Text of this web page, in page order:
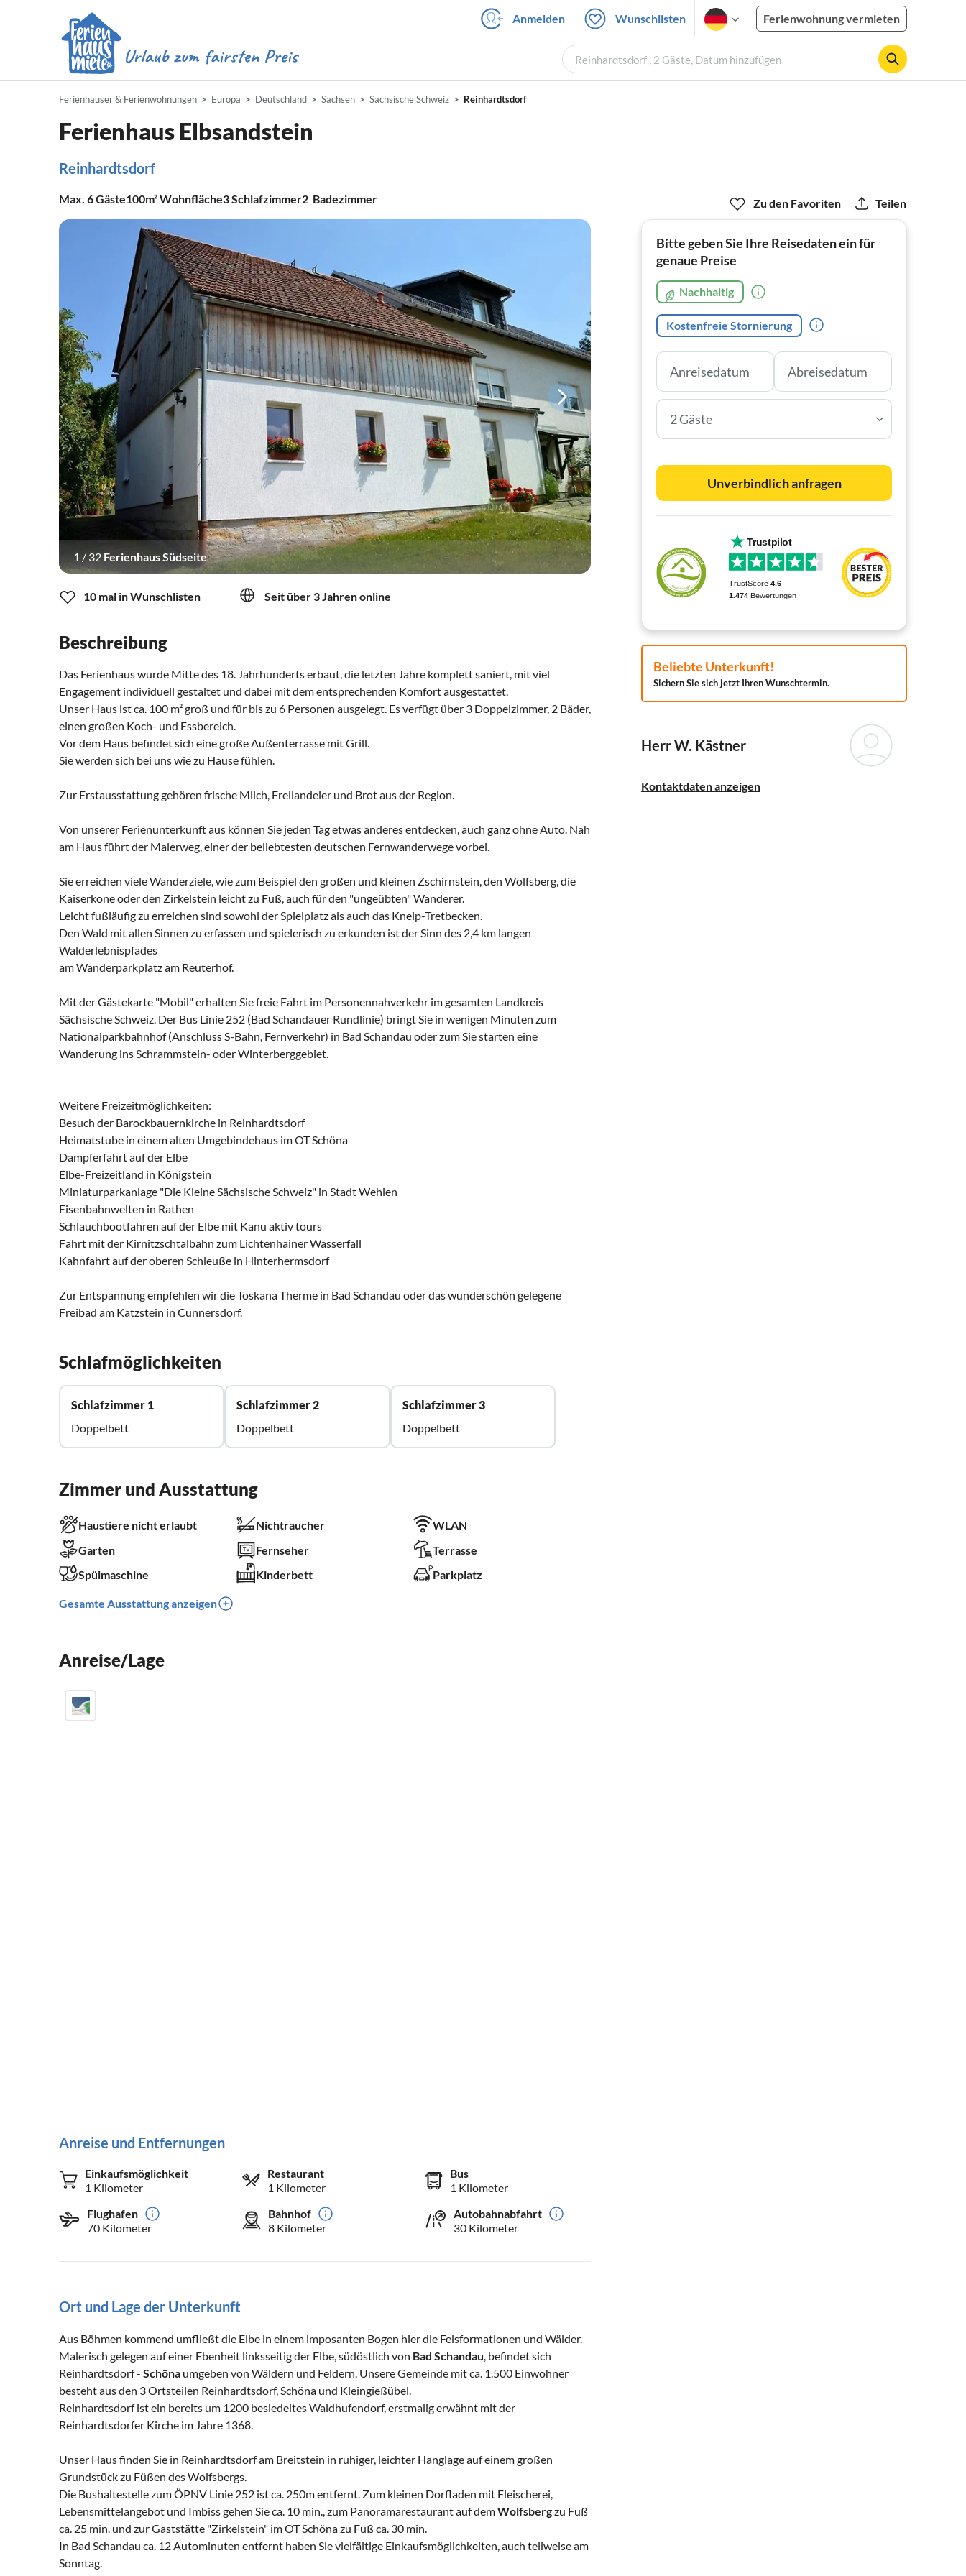
Anmelden Wunschlisten Ferienwohnung vermieten
Reinhardtsdorf , 2 Gäste, Datum hinzufügen
Ferienhäuser & Ferienwohnungen Europa Deutschland Sachsen Sächsische Schweiz Reinhardtsdorf
Ferienhaus Elbsandstein
Reinhardtsdorf
Max. 6Gäste100m²Wohnfläche3Schlafzimmer2 Badezimmer
1 / 32 Ferienhaus Südseite
10 mal in Wunschlisten Seit über 3 Jahren online
Beschreibung
Das Ferienhaus wurde Mitte des 18. Jahrhunderts erbaut, die letzten Jahre komplett saniert, mit viel
Engagement individuell gestaltet und dabei mit dem entsprechenden Komfort ausgestattet.
Unser Haus ist ca. 100 m² groß und für bis zu 6 Personen ausgelegt. Es verfügt über 3 Doppelzimmer, 2 Bäder,
einen großen Koch- und Essbereich.
Vor dem Haus befindet sich eine große Außenterrasse mit Grill.
Sie werden sich bei uns wie zu Hause fühlen.
Zur Erstausstattung gehören frische Milch, Freilandeier und Brot aus der Region.
Von unserer Ferienunterkunft aus können Sie jeden Tag etwas anderes entdecken, auch ganz ohne Auto. Nah
am Haus führt der Malerweg, einer der beliebtesten deutschen Fernwanderwege vorbei.
Sie erreichen viele Wanderziele, wie zum Beispiel den großen und kleinen Zschirnstein, den Wolfsberg, die
Kaiserkone oder den Zirkelstein leicht zu Fuß, auch für den "ungeübten" Wanderer.
Leicht fußläufig zu erreichen sind sowohl der Spielplatz als auch das Kneip-Tretbecken.
Den Wald mit allen Sinnen zu erfassen und spielerisch zu erkunden ist der Sinn des 2,4 km langen
Walderlebnispfades
am Wanderparkplatz am Reuterhof.
Mit der Gästekarte "Mobil" erhalten Sie freie Fahrt im Personennahverkehr im gesamten Landkreis
Sächsische Schweiz. Der Bus Linie 252 (Bad Schandauer Rundlinie) bringt Sie in wenigen Minuten zum
Nationalparkbahnhof (Anschluss S-Bahn, Fernverkehr) in Bad Schandau oder zum Sie starten eine
Wanderung ins Schrammstein- oder Winterberggebiet.
Weitere Freizeitmöglichkeiten:
Besuch der Barockbauernkirche in Reinhardtsdorf
Heimatstube in einem alten Umgebindehaus im OT Schöna
Dampferfahrt auf der Elbe
Elbe-Freizeitland in Königstein
Miniaturparkanlage "Die Kleine Sächsische Schweiz" in Stadt Wehlen
Eisenbahnwelten in Rathen
Schlauchbootfahren auf der Elbe mit Kanu aktiv tours
Fahrt mit der Kirnitzschtalbahn zum Lichtenhainer Wasserfall
Kahnfahrt auf der oberen Schleuße in Hinterhermsdorf
Zur Entspannung empfehlen wir die Toskana Therme in Bad Schandau oder das wunderschön gelegene
Freibad am Katzstein in Cunnersdorf.
Schlafmöglichkeiten
Schlafzimmer 1
Doppelbett
Schlafzimmer 2
Doppelbett
Schlafzimmer 3
Doppelbett
Zimmer und Ausstattung
Haustiere nicht erlaubt Nichtraucher
WLAN
Garten
Fernseher
Terrasse
Spülmaschine
Kinderbett Parkplatz
Gesamte Ausstattung anzeigen
Anreise/Lage
Anreise und Entfernungen
Einkaufsmöglichkeit
1 Kilometer
Restaurant
1 Kilometer
Bus
1 Kilometer
Flughafen
70 Kilometer
Bahnhof
8 Kilometer
Autobahnabfahrt
30 Kilometer
Ort und Lage der Unterkunft
Aus Böhmen kommend umfließt die Elbe in einem imposanten Bogen hier die Felsformationen und Wälder.
Malerisch gelegen auf einer Ebenheit linksseitig der Elbe, südöstlich von Bad Schandau, befindet sich
Reinhardtsdorf - Schöna umgeben von Wäldern und Feldern. Unsere Gemeinde mit ca. 1.500 Einwohner
besteht aus den 3 Ortsteilen Reinhardtsdorf, Schöna und Kleingießübel.
Reinhardtsdorf ist ein bereits um 1200 besiedeltes Waldhufendorf, erstmalig erwähnt mit der
Reinhardtsdorfer Kirche im Jahre 1368.
Unser Haus finden Sie in Reinhardtsdorf am Breitstein in ruhiger, leichter Hanglage auf einem großen
Grundstück zu Füßen des Wolfsbergs.
Die Bushaltestelle zum ÖPNV Linie 252 ist ca. 250m entfernt. Zum kleinen Dorfladen mit Fleischerei,
Lebensmittelangebot und Imbiss gehen Sie ca. 10 min., zum Panoramarestaurant auf demWolfsbergzu Fuß
ca. 25 min. und zur Gaststätte "Zirkelstein" im OT Schöna zu Fuß ca. 30 min.
In Bad Schandau ca. 12 Autominuten entfernt haben Sie vielfältige Einkaufsmöglichkeiten, auch teilweise am
Sonntag.
Zu den Favoriten Teilen
Bitte geben Sie Ihre Reisedaten ein für
genaue Preise
Nachhaltig
Kostenfreie Stornierung
2 Gäste
Unverbindlich anfragen
Beliebte Unterkunft!
Sichern Sie sich jetzt Ihren Wunschtermin.
Herr W. Kästner
Kontaktdaten anzeigen